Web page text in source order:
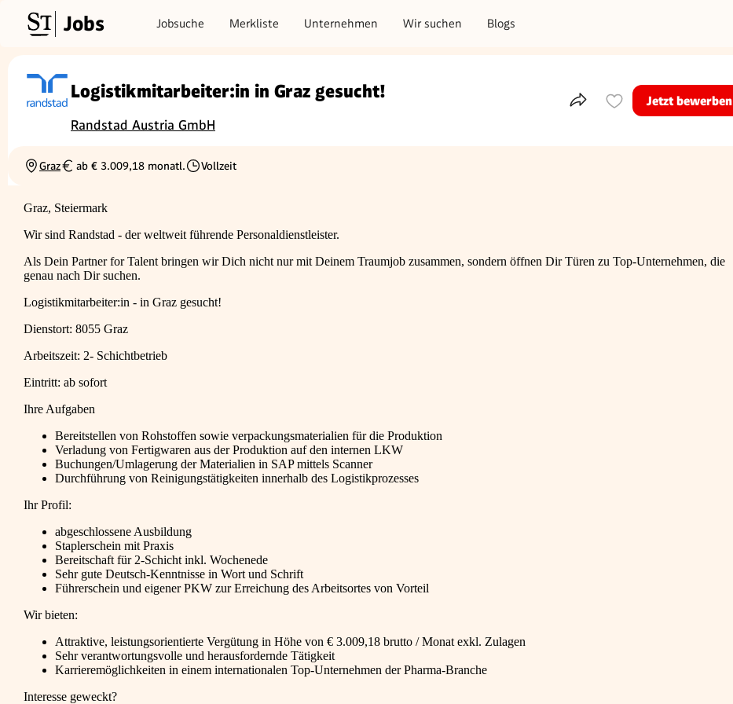
Jobs Jobsuche Merkliste Unternehmen Wir suchen Blogs
Logistikmitarbeiter:in in Graz gesucht!
Randstad Austria GmbH
Teile dieses InseratJetzt bewerben
Ortschaft
Graz
Gehalt
ab € 3.009,18 monatl.
Beschäftigungsart
Vollzeit
Graz, Steiermark
Wir sind Randstad - der weltweit führende Personaldienstleister.
Als Dein Partner for Talent bringen wir Dich nicht nur mit Deinem Traumjob zusammen, sondern öffnen Dir Türen zu Top-Unternehmen, die
genau nach Dir suchen.
Logistikmitarbeiter:in - in Graz gesucht!
Dienstort: 8055 Graz
Arbeitszeit: 2- Schichtbetrieb
Eintritt: ab sofort
Ihre Aufgaben
Bereitstellen von Rohstoffen sowie verpackungsmaterialien für die Produktion
Verladung von Fertigwaren aus der Produktion auf den internen LKW
Buchungen/Umlagerung der Materialien in SAP mittels Scanner
Durchführung von Reinigungstätigkeiten innerhalb des Logistikprozesses
Ihr Profil:
abgeschlossene Ausbildung
Staplerschein mit Praxis
Bereitschaft für 2-Schicht inkl. Wochenede
Sehr gute Deutsch-Kenntnisse in Wort und Schrift
Führerschein und eigener PKW zur Erreichung des Arbeitsortes von Vorteil
Wir bieten:
Attraktive, leistungsorientierte Vergütung in Höhe von € 3.009,18 brutto / Monat exkl. Zulagen
Sehr verantwortungsvolle und herausfordernde Tätigkeit
Karrieremöglichkeiten in einem internationalen Top-Unternehmen der Pharma-Branche
Interesse geweckt?